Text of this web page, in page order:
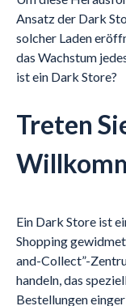
Ansatz der Dark
solcher Laden
das Wachstum
ist ein Dark Store?
Treten
Ein Dark Store ist
Shopping
and-Collect”-
handeln, das
Bestellungen